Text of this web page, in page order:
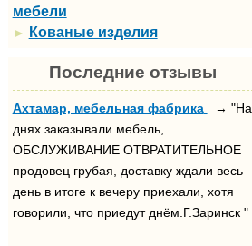
мебели
►
Кованые изделия
Последние отзывы
Ахтамар, мебельная фабрика
→ "На
днях заказывали мебель,
ОБСЛУЖИВАНИЕ ОТВРАТИТЕЛЬНОЕ
продовец грубая, доставку ждали весь
день в итоге к вечеру приехали, хотя
говорили, что приедут днём.Г.Заринск "